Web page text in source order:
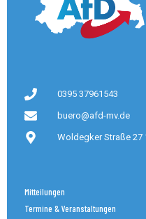
0395 37961543
buero@afd-mv.de
Woldegker Straße 27
Mitteilungen
Termine & Veranstaltungen